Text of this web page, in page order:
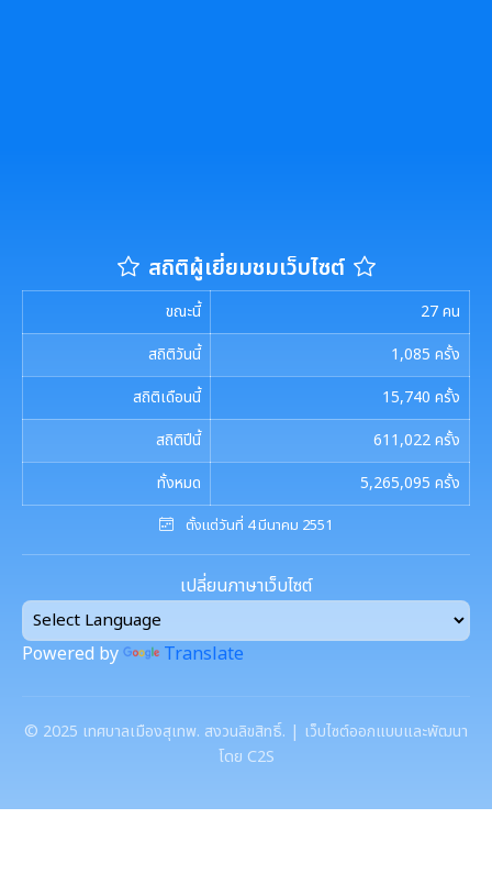
สถิติผู้เยี่ยมชมเว็บไซต์
ขณะนี้ 27คน
สถิติวันนี้
1,085 ครั้ง
สถิติเดือนนี้
15,740 ครั้ง
สถิติปีนี้
611,022ครั้ง
ทั้งหมด
5,265,095 ครั้ง
ตั้งแต่วันที่ 4 มีนาคม 2551
เปลี่ยนภาษาเว็บไซต์
Powered by Translate
© 2025 เทศบาลเมืองสุเทพ. สงวนลิขสิทธิ์. | เว็บไซต์ออกแบบและพัฒนา
โดย C2S